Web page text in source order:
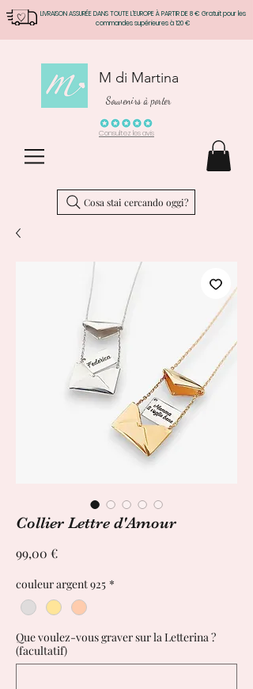
LIVRAISON ASSURÉE DANS TOUTE L'EUROPE À PARTIR DE 8 € Gratuit pour les
commandes supérieures à 120 €
M di Martina
Souvenirs à porter
Consultez les avis
Cosa stai cercando oggi?
Collier Lettre d'Amour
99,00 €Prix
couleur argent 925 *
Que voulez-vous graver sur la Letterina ?
(facultatif)